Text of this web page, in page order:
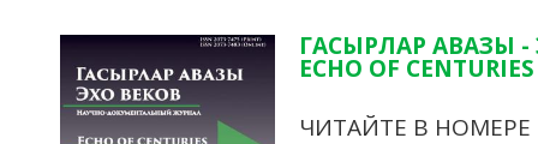
ГАСЫРЛАР АВАЗЫ -
ECHO OF
ЧИТАЙТЕ В НОМЕРЕ